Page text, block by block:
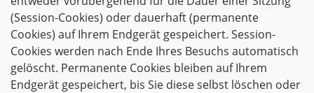
(Session-Cookies) oder dauerhaft (permanente
Cookies) auf Ihrem Endgerät gespeichert. Session-
Cookies werden nach Ende Ihres Besuchs automatisch
gelöscht. Permanente Cookies bleiben auf Ihrem
Endgerät gespeichert, bis Sie diese selbst löschen oder